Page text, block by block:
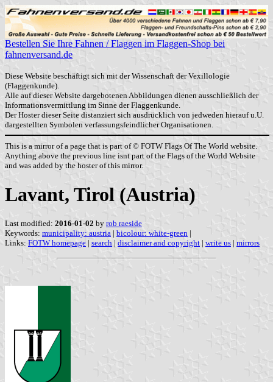
Bestellen Sie Ihre Fahnen / Flaggen im Flaggen-Shop bei
fahnenversand.de
Diese Website beschäftigt sich mit der Wissenschaft der Vexillologie
(Flaggenkunde).
Alle auf dieser Website dargebotenen Abbildungen dienen ausschließlich der
Informationsvermittlung im Sinne der Flaggenkunde.
Der Hoster dieser Seite distanziert sich ausdrücklich von jedweden hierauf u.U.
dargestellten Symbolen verfassungsfeindlicher Organisationen.
This is a mirror of a page that is part of © FOTW Flags Of The World website.
Anything above the previous line isnt part of the Flags of the World Website
and was added by the hoster of this mirror.
Lavant, Tirol (Austria)
Last modified: 2016-01-02 by rob raeside
Keywords: municipality: austria | bicolour: white-green |
Links: FOTW homepage | search | disclaimer and copyright | write us | mirrors